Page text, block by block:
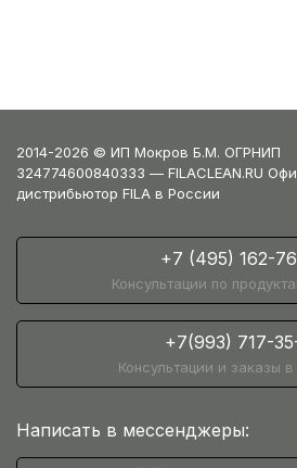
2014-2026 © ИП Мокров Б.М. ОГРНИП
324774600840333 — FILACLEAN.RU
дистрибьютор FILA в России
+7 (495) 162-
Консультации по
+7(993) 717-
Консультации и заказы
Написать в мессенджеры: